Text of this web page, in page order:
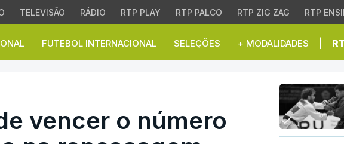
TELEVISÃO RÁDIO RTP PLAY RTP PALCO RTP ZIG ZAG RTP
FUTEBOL INTERNACIONAL SELEÇÕES + MODALIDADES
vencer o número um e a
vencer o número